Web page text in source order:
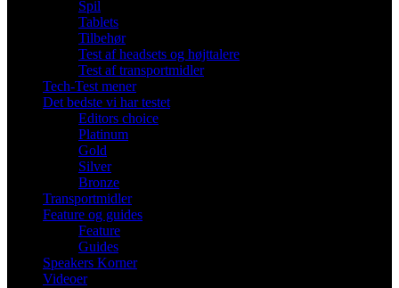
Spil
Tablets
Tilbehør
Test af headsets og højttalere
Test af transportmidler
Tech-Test mener
Det bedste vi har testet
Editors choice
Platinum
Gold
Silver
Bronze
Transportmidler
Feature og guides
Feature
Guides
Speakers Korner
Videoer